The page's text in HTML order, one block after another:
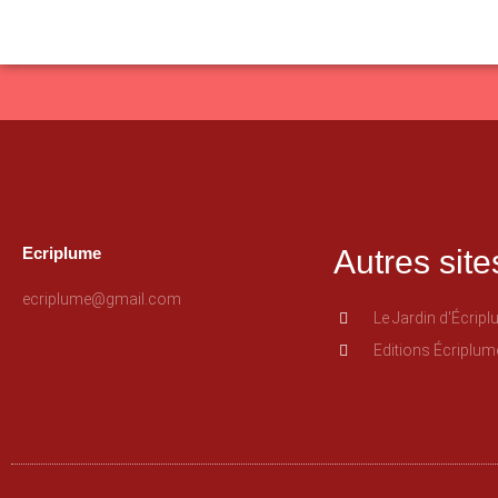
Ecriplume
ecriplume@gmail.com
Autres
Le Jardin
Editions